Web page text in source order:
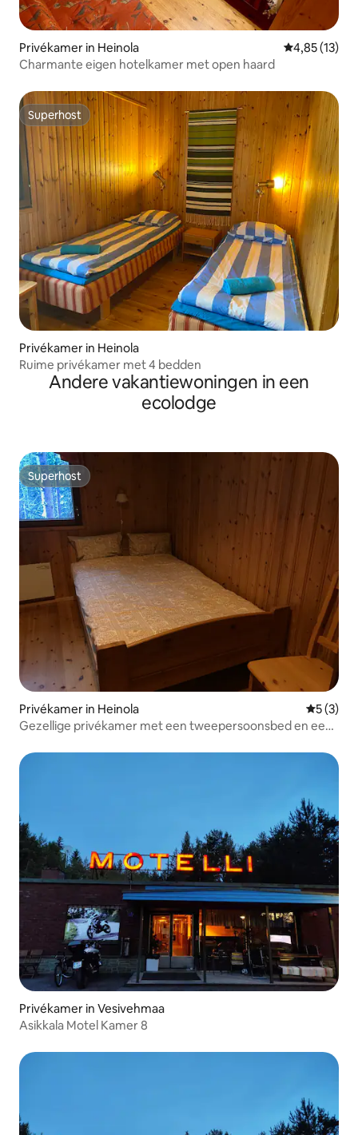
Privékamer in Heinola Gemiddelde
4,85 (13)
Charmante eigen hotelkamer met open haard
Superhost
Superhost
Privékamer in Heinola
Ruime privékamer met 4 bedden
Andere vakantiewoningen in een
ecolodge
Superhost
Superhost
Privékamer in Heinola
5 (3)
Gezellige privékamer met een tweepersoonsbed en een
Privékamer in Vesivehmaa
Asikkala Motel Kamer 8